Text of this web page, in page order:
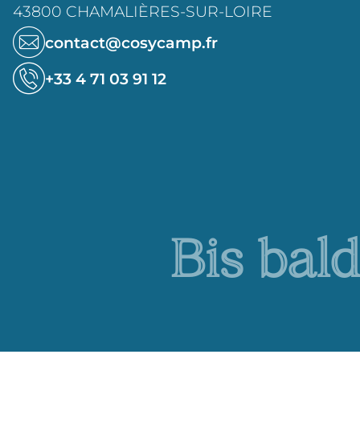
43800 CHAMALIÈRES-SUR-LOIRE
contact@cosycamp.fr
+33 4 71 03 91 12
Bis bald